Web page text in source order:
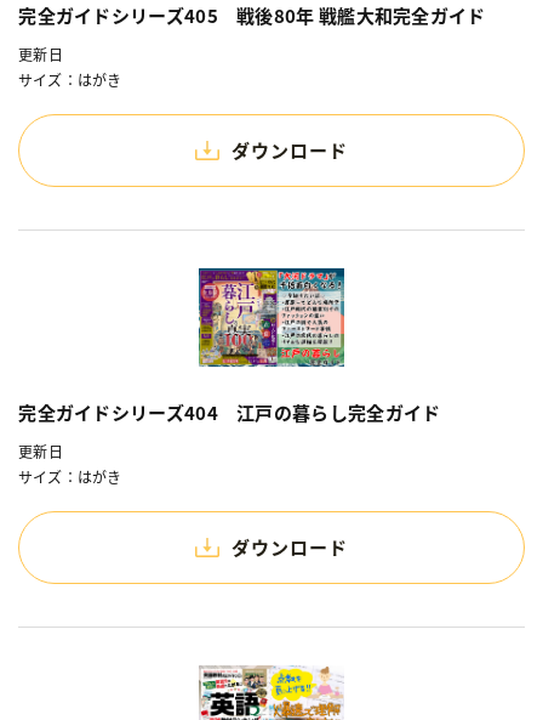
完全ガイドシリーズ405 戦後80年 戦艦大和完全ガイド
更新日
サイズ：はがき
ダウンロード
完全ガイドシリーズ404 江戸の暮らし完全ガイド
更新日
サイズ：はがき
ダウンロード